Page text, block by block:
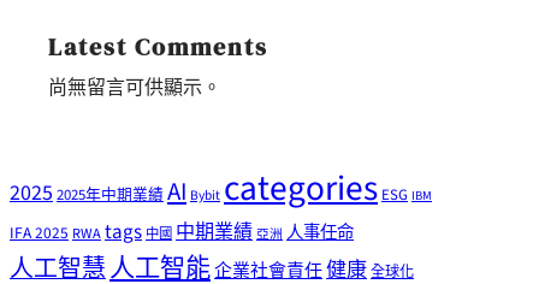
Latest Comments
尚無留言可供顯示。
20252025年中期業績AI Bybitcategories ESG IBM
IFA 2025 RWAtags中國 中期業績 亞洲 人事任命
人工智慧人工智能企業社會責任健康全球化